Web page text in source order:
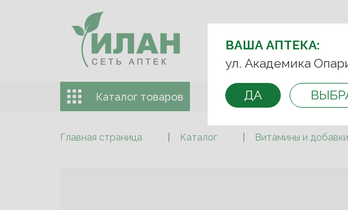
АПТЕКУ:
народов
ВАША АПТЕКА:
ул. Академика
ДА
+7 (499) 749-75-92 +7 (499)
Каталог товаров Доставка и оплата
Главная страница Каталог Витамины и добавки